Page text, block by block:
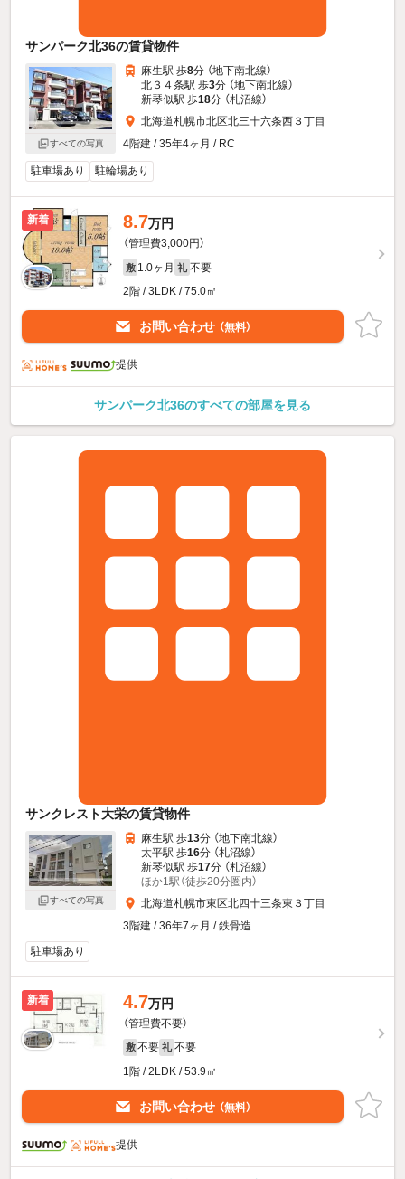
サンパーク北36の賃貸物件
すべての写真
麻生駅 歩8分 （地下南北線）
北３４条駅 歩3分 （地下南北線）
新琴似駅 歩18分 （札沼線）
北海道札幌市北区北三十六条西３丁目
4階建 / 35年4ヶ月 / RC
駐車場あり 駐輪場あり
新着 8.7万円
（管理費3,000円）
敷 1.0ヶ月 礼 不要
2階 / 3LDK / 75.0㎡
お問い合わせ （無料）
提供
サンパーク北36のすべての部屋を見る
サンクレスト大栄の賃貸物件
すべての写真
麻生駅 歩13分 （地下南北線）
太平駅 歩16分 （札沼線）
新琴似駅 歩17分 （札沼線）
ほか1駅（徒歩20分圏内）
北海道札幌市東区北四十三条東３丁目
3階建 / 36年7ヶ月 / 鉄骨造
駐車場あり
新着 4.7万円
（管理費不要）
敷 不要 礼 不要
1階 / 2LDK / 53.9㎡
お問い合わせ （無料）
提供